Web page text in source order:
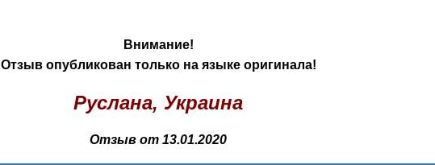
Внимание!
Отзыв опубликован только на языке оригинала!
Руслана, Украина
Отзыв от 13.01.2020